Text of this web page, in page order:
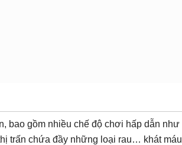
bao gồm nhiều chế độ chơi hấp dẫn như
trấn chứa đầy những loại rau… khát máu